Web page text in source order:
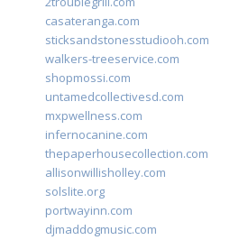
casateranga.com
sticksandstonesstudiooh.com
walkers-treeservice.com
shopmossi.com
untamedcollectivesd.com
mxpwellness.com
infernocanine.com
thepaperhousecollection.com
allisonwillisholley.com
solslite.org
portwayinn.com
djmaddogmusic.com